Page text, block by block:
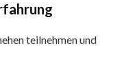
teilnehmen und